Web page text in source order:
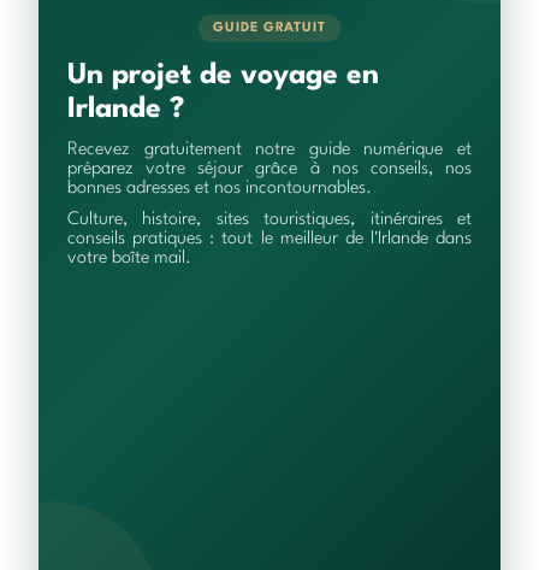
GUIDE GRATUIT
Un projet de voyage en
Irlande ?
Recevez gratuitement notre guide numérique et
préparez votre séjour grâce à nos conseils, nos
bonnes adresses et nos incontournables.
Culture, histoire, sites touristiques, itinéraires et
conseils pratiques : tout le meilleur de l'Irlande dans
votre boîte mail.